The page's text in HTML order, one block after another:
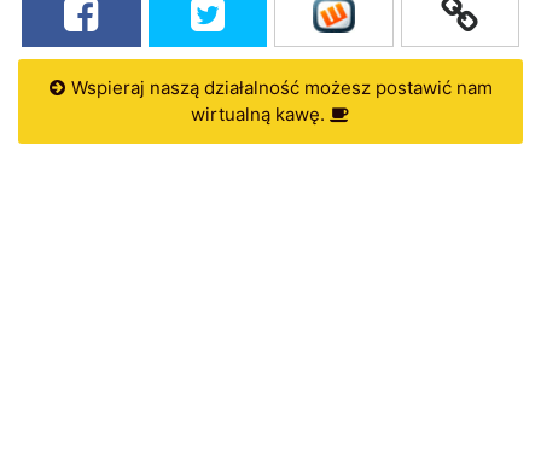
Wspieraj naszą działalność możesz postawić nam
wirtualną kawę.